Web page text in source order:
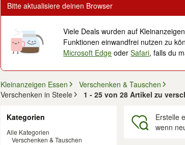
Bitte aktualisiere deinen Browser
Viele Deals wurden auf
Funktionen einwandfrei nutzen zu
Microsoft Edge oderSafari, falls du
Kleinanzeigen Essen
Verschenken & Tauschen
Verschenken in Steele
1 - 25 von 28 Artikel zu
Kategorien
Alle Kategorien
Verschenken & Tauschen
Erstelle
wenn